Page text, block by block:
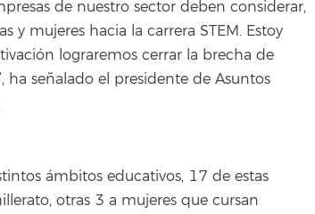
de nuestro sector deben considerar,
mujeres hacia la carrera STEM. Estoy
lograremos cerrar la brecha de
ha señalado el presidente de Asuntos
ámbitos educativos, 17 de estas
otras 3 a mujeres que cursan